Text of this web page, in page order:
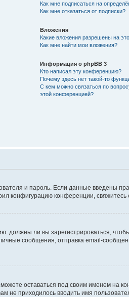
Как мне подписаться на
Как мне отказаться от подписки?
Вложения
Какие вложения разрешены на
Как мне найти мои вложения?
Информация о phpBB 3
Кто написал эту конференцию?
Почему здесь нет такой-то
С кем можно связаться по
этой конференцией?
и пароль. Если данные введены
конфигурацию конференции,
должны ли вы зарегистрироваться,
сообщения, отправка email-
оставаться под своим именем на
не приходилось вводить имя